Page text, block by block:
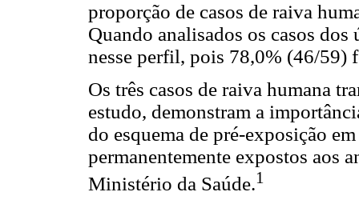
proporção de casos de raiva
Quando analisados os casos
nesse perfil, pois 78,0% (46/59)
Os três casos de raiva humana
estudo, demonstram a
do esquema de pré-exposição
permanentemente expostos aos
Ministério da Saúde.1